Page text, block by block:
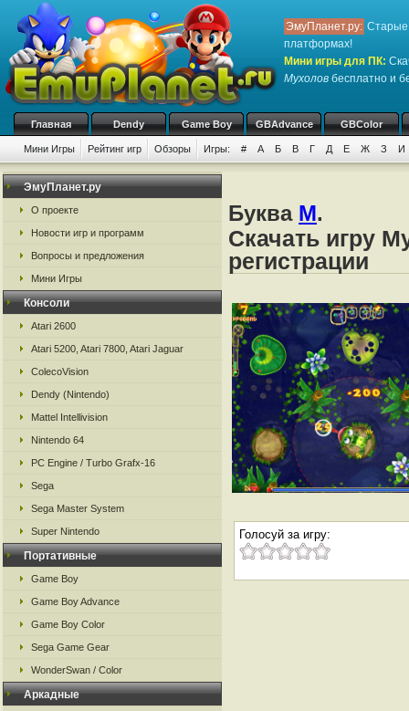
ЭмуПланет.ру: Старые
платформах!
Мини игры для ПК:
Мухолов бесплатно и
Главная Dendy Game Boy GBAdvance GBColor
Мини Игры Рейтинг игр Обзоры Игры: # А Б В Г Д Е Ж З И
ЭмуПланет.ру
О проекте
Новости игр и программ
Вопросы и предложения
Мини Игры
Консоли
Atari 2600
Atari 5200, Atari 7800, Atari Jaguar
ColecoVision
Dendy (Nintendo)
Mattel Intellivision
Nintendo 64
PC Engine / Turbo Grafx-16
Sega
Sega Master System
Super Nintendo
Портативные
Game Boy
Game Boy Advance
Game Boy Color
Sega Game Gear
WonderSwan / Color
Аркадные
Буква М.
Скачать игру
регистрации
Голосуй за игру: